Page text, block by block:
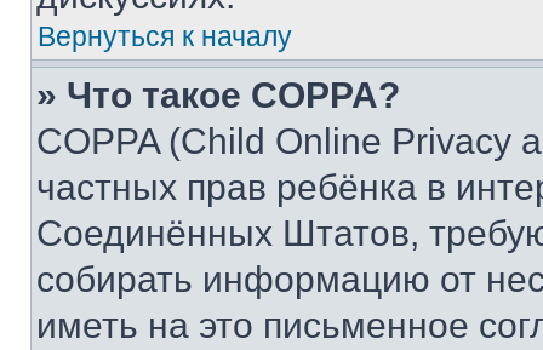
Вернуться к началу
» Что такое COPPA?
COPPA (Child Online Privacy
частных прав ребёнка в
Соединённых Штатов,
собирать информацию от
иметь на это письменное